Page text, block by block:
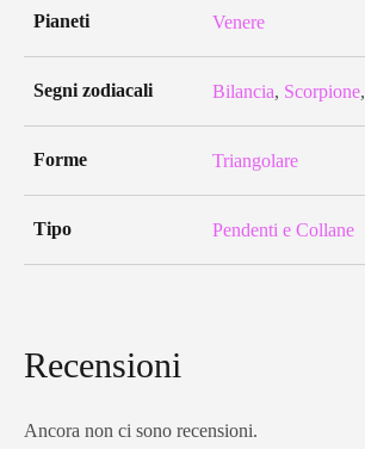
Pianeti Venere
Segni zodiacali Bilancia, Scorpione,
Forme Triangolare
Tipo Pendenti e Collane
Recensioni
Ancora non ci sono recensioni.